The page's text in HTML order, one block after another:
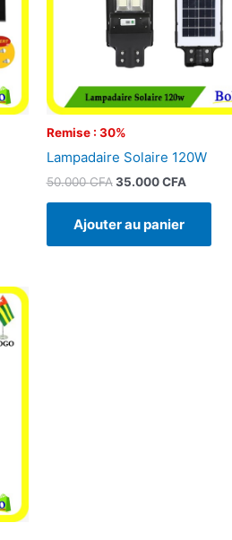
Remise : 30%
Lampadaire Solaire 120W
50.000CFA 35.000CFA
Ajouter au panier